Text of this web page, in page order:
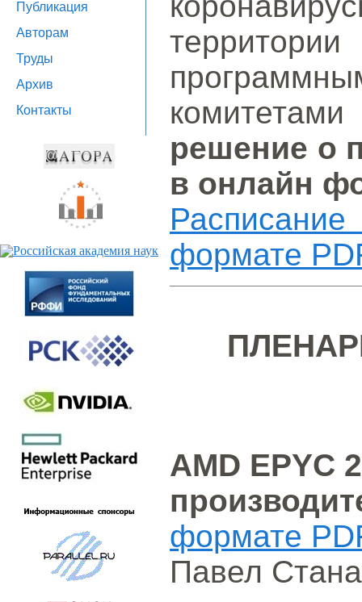
Публикация
Авторам
Труды
Архив
Контакты
решение о
в онлайн
формате
AMD EPYC
формате
Павел